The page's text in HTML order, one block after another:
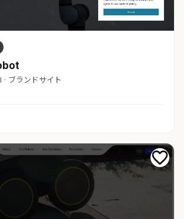
ブランドサイト